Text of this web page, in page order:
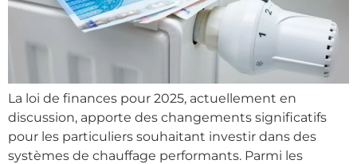
La loi de finances pour 2025, actuellement en
discussion, apporte des changements significatifs
pour les particuliers souhaitant investir dans des
systèmes de chauffage performants. Parmi les